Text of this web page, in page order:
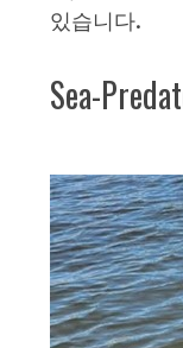
있습니다.
Sea-